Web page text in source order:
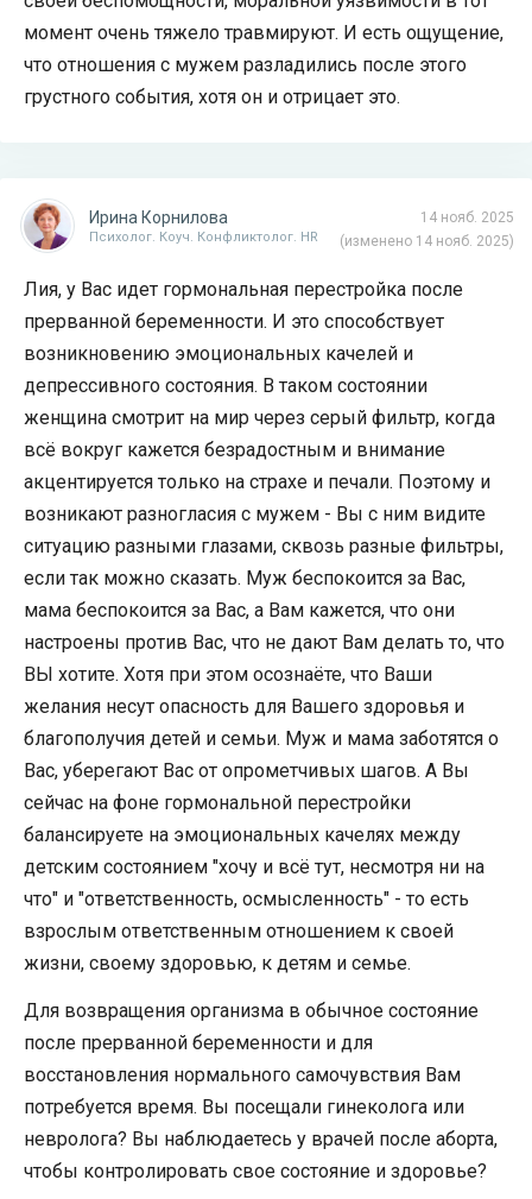
момент очень тяжело травмируют. И есть ощущение,
что отношения с мужем разладились после этого
грустного события, хотя он и отрицает это.
14 нояб. 2025
(изменено 14 нояб. 2025)
Ирина Корнилова
Психолог. Коуч. Конфликтолог. HR
Лия, у Вас идет гормональная перестройка после
прерванной беременности. И это способствует
возникновению эмоциональных качелей и
депрессивного состояния. В таком состоянии
женщина смотрит на мир через серый фильтр, когда
всё вокруг кажется безрадостным и внимание
акцентируется только на страхе и печали. Поэтому и
возникают разногласия с мужем - Вы с ним видите
ситуацию разными глазами, сквозь разные фильтры,
если так можно сказать. Муж беспокоится за Вас,
мама беспокоится за Вас, а Вам кажется, что они
настроены против Вас, что не дают Вам делать то, что
ВЫ хотите. Хотя при этом осознаёте, что Ваши
желания несут опасность для Вашего здоровья и
благополучия детей и семьи. Муж и мама заботятся о
Вас, уберегают Вас от опрометчивых шагов. А Вы
сейчас на фоне гормональной перестройки
балансируете на эмоциональных качелях между
детским состоянием "хочу и всё тут, несмотря ни на
что" и "ответственность, осмысленность" - то есть
взрослым ответственным отношением к своей
жизни, своему здоровью, к детям и семье.
Для возвращения организма в обычное состояние
после прерванной беременности и для
восстановления нормального самочувствия Вам
потребуется время. Вы посещали гинеколога или
невролога? Вы наблюдаетесь у врачей после аборта,
чтобы контролировать свое состояние и здоровье?